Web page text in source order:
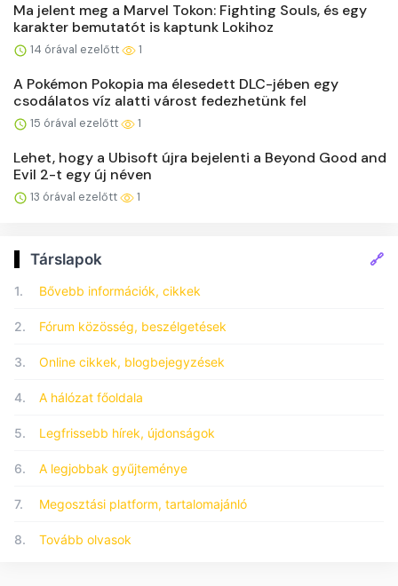
Ma jelent meg a Marvel Tokon: Fighting Souls, és egy
karakter bemutatót is kaptunk Lokihoz
14 órával ezelőtt 1
A Pokémon Pokopia ma élesedett DLC-jében egy
csodálatos víz alatti várost fedezhetünk fel
15 órával ezelőtt 1
Lehet, hogy a Ubisoft újra bejelenti a Beyond Good and
Evil 2-t egy új néven
13 órával ezelőtt 1
Társlapok 🔗
1. Bővebb információk, cikkek
2. Fórum közösség, beszélgetések
3. Online cikkek, blogbejegyzések
4. A hálózat főoldala
5. Legfrissebb hírek, újdonságok
6. A legjobbak gyűjteménye
7. Megosztási platform, tartalomajánló
8. Tovább olvasok